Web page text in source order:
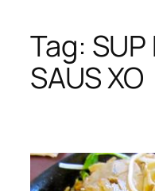
Tag: SUP
SAUS XO